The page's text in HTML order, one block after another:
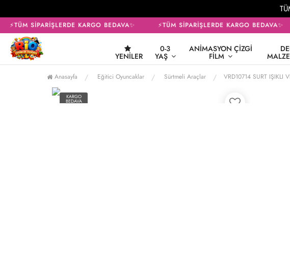
⚡TÜM SİPARİŞLERDE KARGO BEDAVA✨ ⚡TÜM SİPARİŞLERDE KARGO BEDAVA✨
YENILER
0-3
YAŞ
ANIMASYON ÇIZGI
FILM
Anasayfa Eğitici Oyuncaklar Sürtmeli Araçlar VRD10714 SURT IŞIKLI
KARGO
BEDAVA